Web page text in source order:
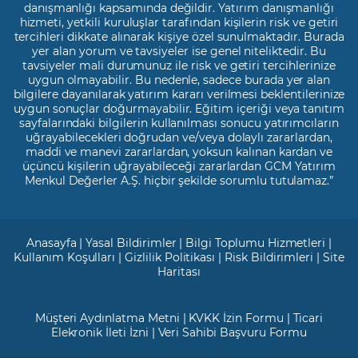
danışmanlığı kapsamında değildir. Yatırım danışmanlığı
hizmeti, yetkili kuruluşlar tarafından kişilerin risk ve getiri
tercihleri dikkate alınarak kişiye özel sunulmaktadır. Burada
yer alan yorum ve tavsiyeler ise genel niteliktedir. Bu
tavsiyeler mali durumunuz ile risk ve getiri tercihlerinize
uygun olmayabilir. Bu nedenle, sadece burada yer alan
bilgilere dayanılarak yatırım kararı verilmesi beklentilerinize
uygun sonuçlar doğurmayabilir. Eğitim içeriği veya tanıtım
sayfalarındaki bilgilerin kullanılması sonucu yatırımcıların
uğrayabilecekleri doğrudan ve/veya dolaylı zararlardan,
maddi ve manevi zararlardan, yoksun kalınan kardan ve
üçüncü kişilerin uğrayabileceği zararlardan GCM Yatırım
Menkul Değerler A.Ş. hiçbir şekilde sorumlu tutulamaz.”
Anasayfa |Yasal Bildirimler | Bilgi Toplumu Hizmetleri |
Kullanım Koşulları |Gizlilik Politikası | Risk Bildirimleri |Site
Haritası
Müşteri Aydınlatma Metni | KVKK İzin Formu | Ticari
Elekronik İleti İzni | Veri Sahibi Başvuru Formu